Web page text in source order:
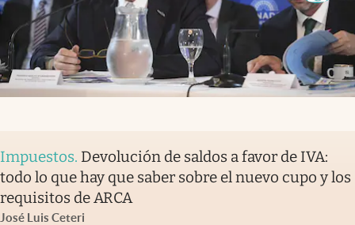
Impuestos. Devolución de saldos a favor de IVA:
todo lo que hay que saber sobre el nuevo cupo y los
requisitos de ARCA
José Luis Ceteri